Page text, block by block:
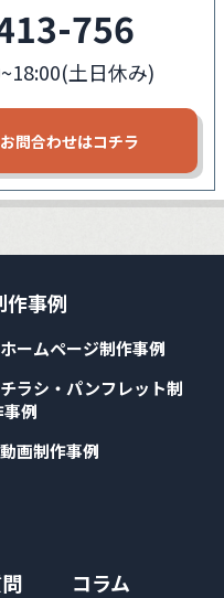
756
土日休み)
お問合わせはコチラ
作事例
ホームページ制作事例
チラシ・パンフレット制
事例
動画制作事例
コラム